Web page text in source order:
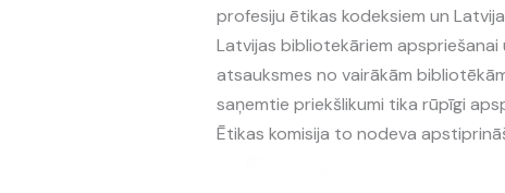
profesiju ētikas kodeksiem un
Latvijas bibliotekāriem apspriešanai
atsauksmes no vairākām
saņemtie priekšlikumi tika rūpīgi
Ētikas komisija to nodeva